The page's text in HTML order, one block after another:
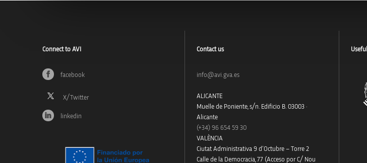
Connect to AVI
facebook
linkedin
Contact us
info@avi.gva.es
ALICANTE
Muelle de Poniente, s/n. Edificio B. 03003 ·
Alicante
(+34) 96 654 59 30
VALÈNCIA
Ciutat Administrativa 9 d’Octubre – Torre 2
Calle de la Democracia, 77 (Acceso por C/ Nou